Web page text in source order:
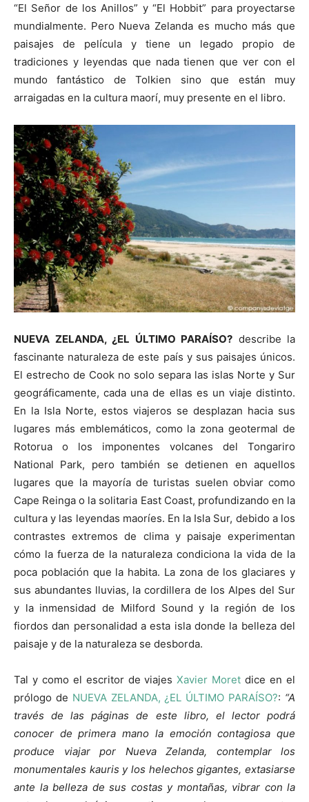
“El Señor de los Anillos” y “El Hobbit” para proyectarse
mundialmente. Pero Nueva Zelanda es mucho más que
paisajes de película y tiene un legado propio de
tradiciones y leyendas que nada tienen que ver con el
mundo fantástico de Tolkien sino que están muy
arraigadas en la cultura maorí, muy presente en el libro.
NUEVA ZELANDA, ¿EL ÚLTIMO PARAÍSO? describe la
fascinante naturaleza de este país y sus paisajes únicos.
El estrecho de Cook no solo separa las islas Norte y Sur
geográficamente, cada una de ellas es un viaje distinto.
En la Isla Norte, estos viajeros se desplazan hacia sus
lugares más emblemáticos, como la zona geotermal de
Rotorua o los imponentes volcanes del Tongariro
National Park, pero también se detienen en aquellos
lugares que la mayoría de turistas suelen obviar como
Cape Reinga o la solitaria East Coast, profundizando en la
cultura y las leyendas maoríes. En la Isla Sur, debido a los
contrastes extremos de clima y paisaje experimentan
cómo la fuerza de la naturaleza condiciona la vida de la
poca población que la habita. La zona de los glaciares y
sus abundantes lluvias, la cordillera de los Alpes del Sur
y la inmensidad de Milford Sound y la región de los
fiordos dan personalidad a esta isla donde la belleza del
paisaje y de la naturaleza se desborda.
Tal y como el escritor de viajesXavier Moret dice en el
prólogo de NUEVA ZELANDA, ¿EL ÚLTIMO PARAÍSO?: “A
través de las páginas de este libro, el lector podrá
conocer de primera mano la emoción contagiosa que
produce viajar por Nueva Zelanda, contemplar los
monumentales kauris y los helechos gigantes, extasiarse
ante la belleza de sus costas y montañas, vibrar con la